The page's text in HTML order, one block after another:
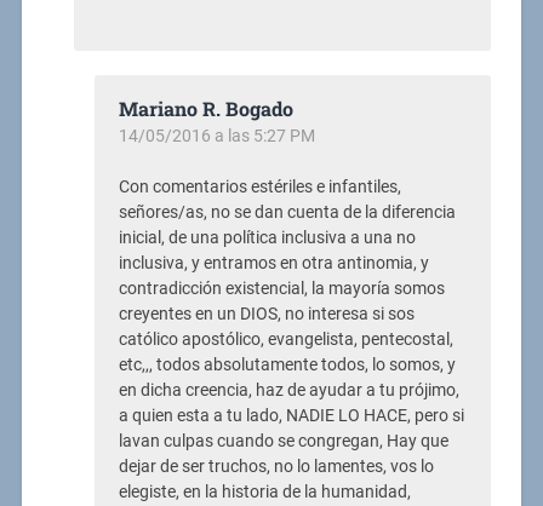
Mariano R. Bogado
14/05/2016 a las 5:27 PM
Con comentarios estériles e infantiles,
señores/as, no se dan cuenta de la diferencia
inicial, de una política inclusiva a una no
inclusiva, y entramos en otra antinomia, y
contradicción existencial, la mayoría somos
creyentes en un DIOS, no interesa si sos
católico apostólico, evangelista, pentecostal,
etc,,, todos absolutamente todos, lo somos, y
en dicha creencia, haz de ayudar a tu prójimo,
a quien esta a tu lado, NADIE LO HACE, pero si
lavan culpas cuando se congregan, Hay que
dejar de ser truchos, no lo lamentes, vos lo
elegiste, en la historia de la humanidad,